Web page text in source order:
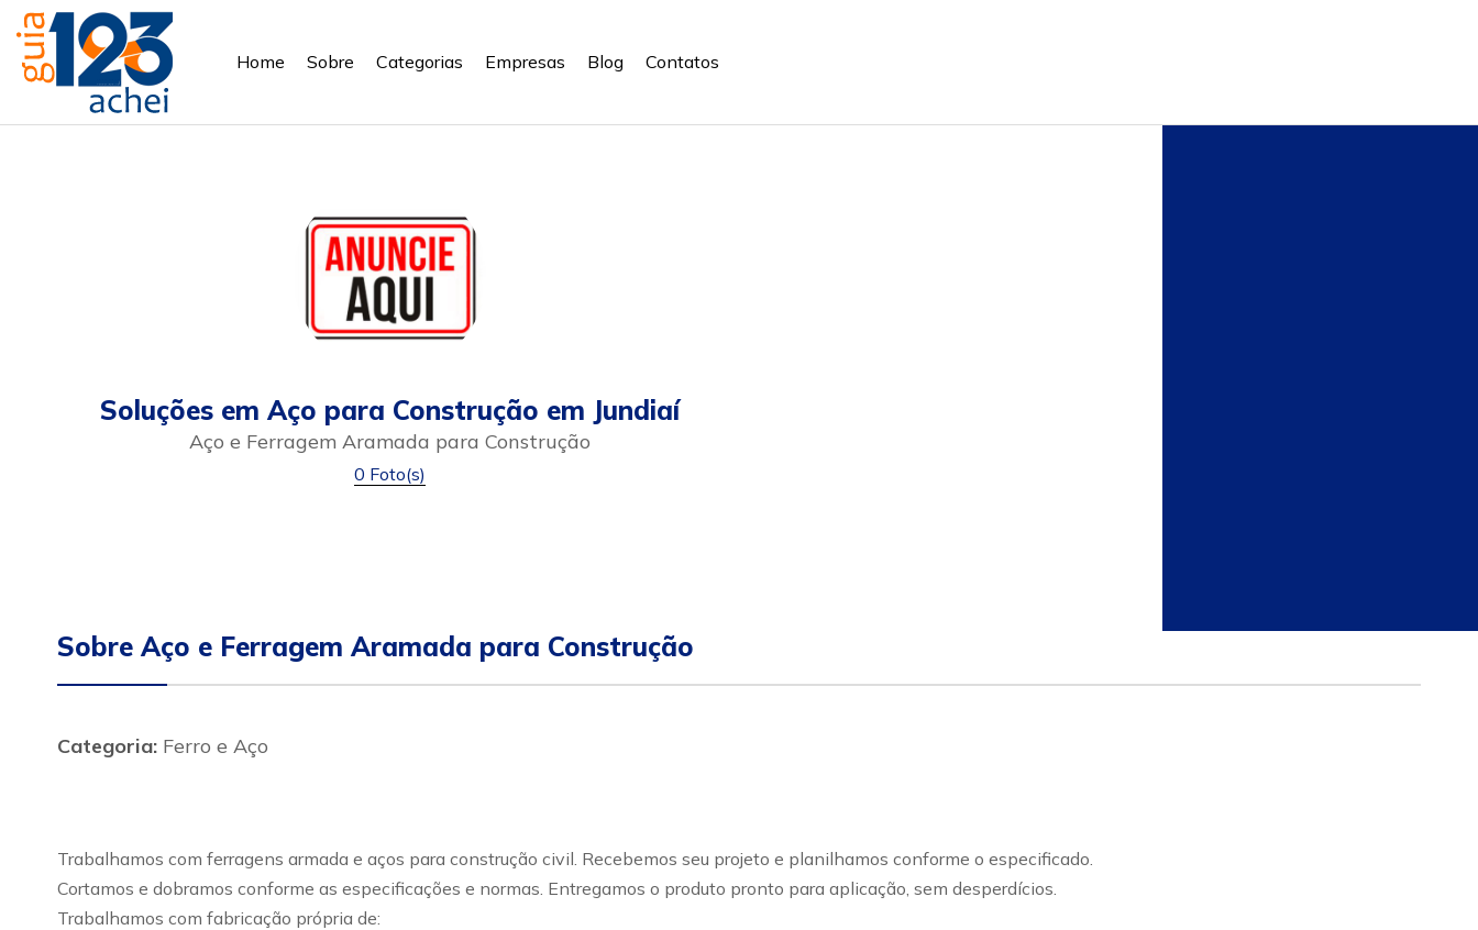
Home Sobre Categorias Empresas Blog Contatos
Soluções em Aço para Construção em Jundiaí
Aço e Ferragem Aramada para Construção
0 Foto(s)
Sobre Aço e Ferragem Aramada para Construção
Categoria: Ferro e Aço
Trabalhamos com ferragens armada e aços para construção civil. Recebemos seu projeto e planilhamos conforme o especificado.
Cortamos e dobramos conforme as especificações e normas. Entregamos o produto pronto para aplicação, sem desperdícios.
Trabalhamos com fabricação própria de: